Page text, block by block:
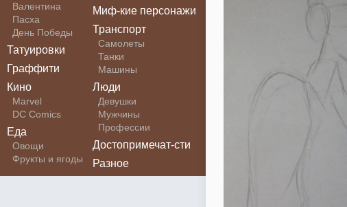
Валентина
Пасха
День Победы
Татуировки
Граффити
Кино
Marvel
DC Comics
Еда
Овощи
Фрукты и ягоды
Миф-кие персонажи
Транспорт
Самолеты
Танки
Машины
Люди
Девушки
Мужчины
Профессии
Достопримечат-сти
Разное